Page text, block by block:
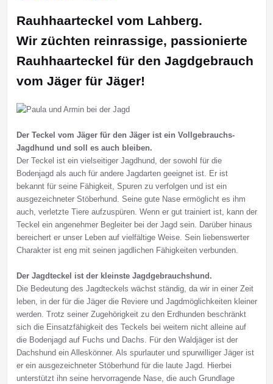
Rauhhaarteckel vom Lahberg.
Wir züchten reinrassige, passionierte
Rauhhaarteckel für den Jagdgebrauch
vom Jäger für Jäger!
Der Teckel vom Jäger für den Jäger ist ein Vollgebrauchs-
Jagdhund und soll es auch bleiben.
Der Teckel ist ein vielseitiger Jagdhund, der sowohl für die
Bodenjagd als auch für andere Jagdarten geeignet ist. Er ist
bekannt für seine Fähigkeit, Spuren zu verfolgen und ist ein
ausgezeichneter Stöberhund. Seine gute Nase ermöglicht es ihm
auch, verletzte Tiere aufzuspüren. Wenn er gut trainiert ist, kann der
Teckel ein angenehmer Begleiter bei der Jagd sein. Darüber hinaus
bereichert er unser Leben auf vielfältige Weise. Sein liebenswerter
Charakter ist eng mit seinen jagdlichen Fähigkeiten verbunden.
Der Jagdteckel ist der kleinste Jagdgebrauchshund.
Die Bedeutung des Jagdteckels wächst ständig, da wir in einer Zeit
leben, in der für die Jäger die Reviere und Jagdmöglichkeiten kleiner
werden. Trotz seiner Zugehörigkeit zu den Erdhunden beschränkt
sich die Einsatzfähigkeit des Teckels bei weitem nicht alleine auf
die Bodenjagd auf Fuchs und Dachs. Für den Waldjäger ist der
Dachshund ein Alleskönner. Als spurlauter und spurwilliger Jäger ist
er ein ausgezeichneter Stöberhund für die laute Jagd. Hierbei
unterstützt ihn seine hervorragende Nase, die auch Grundlage